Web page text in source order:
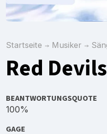
Startseite Musiker
Red Devils
BEANTWORTUNGSQUOTE
100%
GAGE